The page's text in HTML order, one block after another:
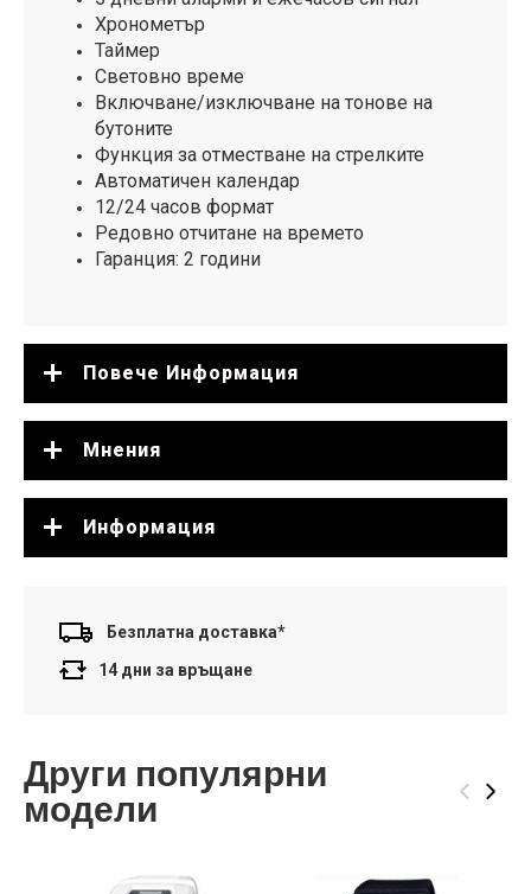
Хронометър
Таймер
Световно време
Включване/изключване на тонове на
бутоните
Функция за отместване на стрелките
Автоматичен календар
12/24 часов формат
Редовно отчитане на времето
Гаранция: 2 години
Повече Информация
Мнения
Информация
Безплатна доставка*
14 дни за връщане
Други популярни
модели ‹ ›